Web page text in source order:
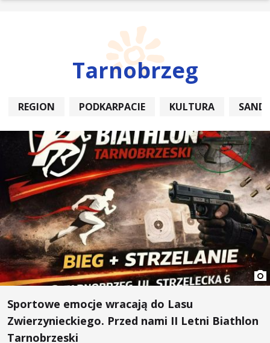
Tarnobrzeg
REGION PODKARPACIE KULTURA
Sportowe emocje wracają do Lasu
Zwierzynieckiego. Przed nami II Letni Biathlon
Tarnobrzeski